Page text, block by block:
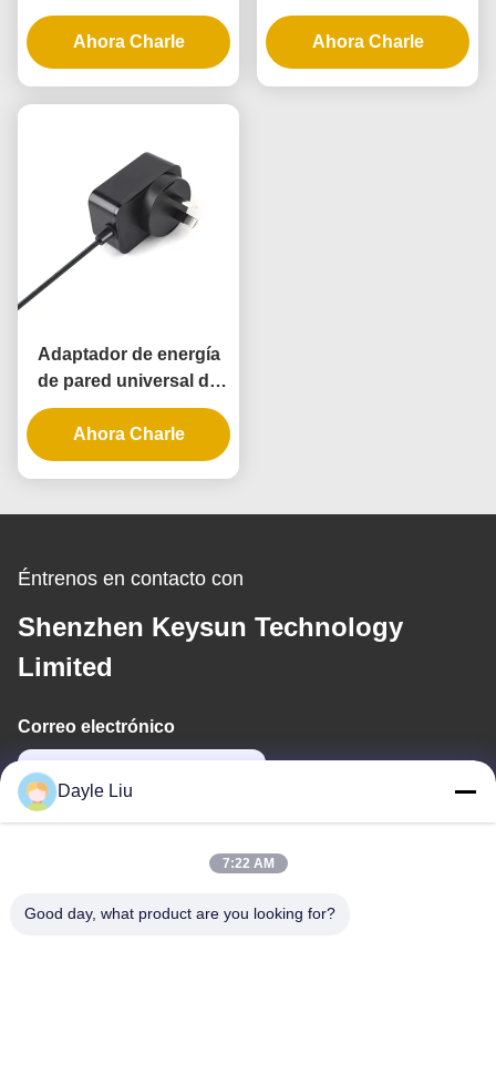
con 3 años de garantía
y suministro de energía
AC DC
Ahora Charle
con certificación UL CE
y 3 años de garantía
Ahora Charle
Adaptador de energía
de pared universal de
10W con 3 años de
garantía y múltiples
voltajes de salida
Ahora Charle
Éntrenos en contacto con
Shenzhen Keysun Technology
Limited
Correo electrónico
Dayle Liu
7:22 AM
Good day, what product are you looking for?